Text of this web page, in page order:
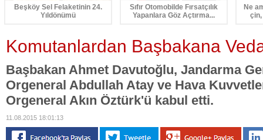
Beşköy Sel Felaketinin 24.
Yıldönümü
Sıfır Otomobilde Fırsatçılık
Yapanlara Göz Açtırma...
Ne
Komutanlardan Başbakana
Başbakan Ahmet Davutoğlu, Jandarma
Orgeneral Abdullah Atay ve Hava
Orgeneral Akın Öztürk'ü kabul etti.
11.08.2015 18:01:13